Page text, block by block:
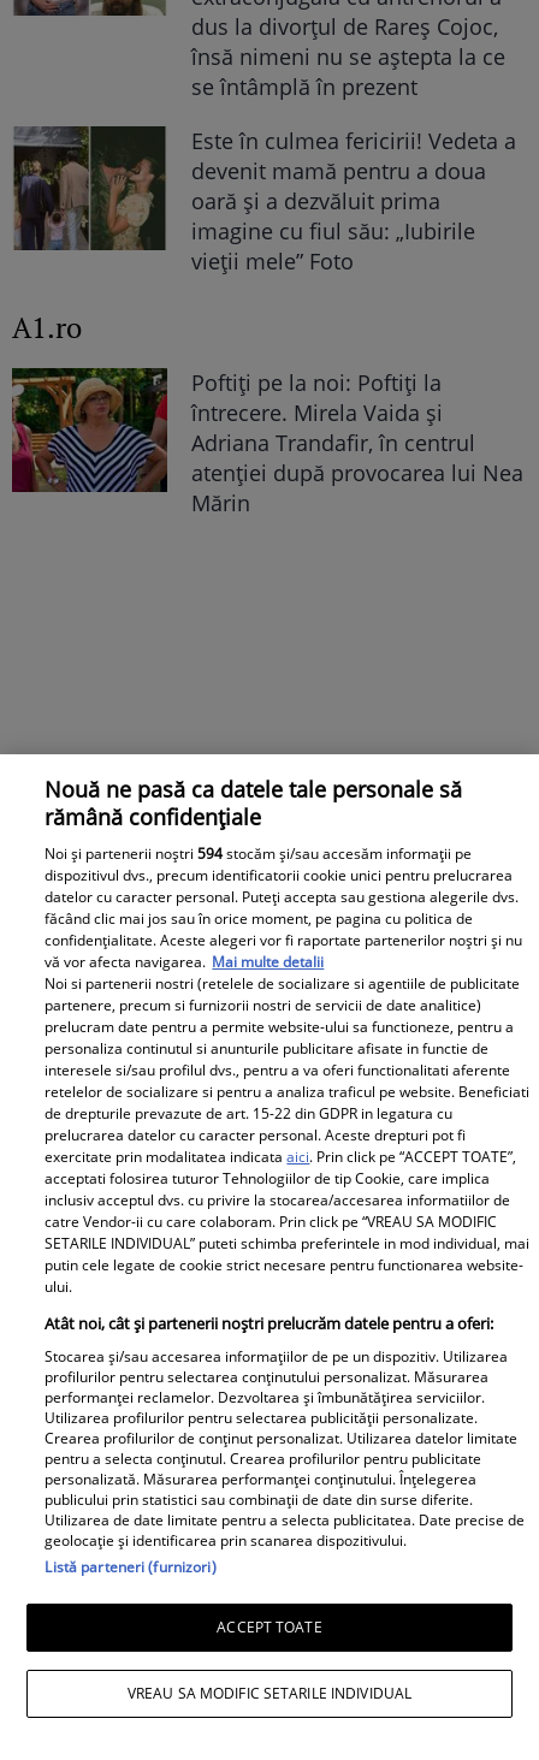
dus la divorțul de Rareș Cojoc,
însă nimeni nu se aștepta la ce
se întâmplă în prezent
Este în culmea fericirii! Vedeta a
devenit mamă pentru a doua
oară și a dezvăluit prima
imagine cu fiul său: „Iubirile
vieții mele” Foto
A1.ro
Poftiți pe la noi: Poftiți la
întrecere. Mirela Vaida și
Adriana Trandafir, în centrul
atenției după provocarea lui Nea
Mărin
Daniela Nane, dezvăluiri după
despărțirea de Octavian Ene. Cum se
simte actrița: „Nu simt nicio lipsă”
Nouă ne pasă ca datele tale personale să
rămână confidențiale
Noi și partenerii noștri594stocăm și/sau accesăm informații pe
dispozitivul dvs., precum identificatorii cookie unici pentru prelucrarea
datelor cu caracter personal. Puteți accepta sau gestiona alegerile dvs.
făcând clic mai jos sau în orice moment, pe pagina cu politica de
confidențialitate. Aceste alegeri vor fi raportate partenerilor noștri și nu
vă vor afecta navigarea. Mai multe detalii
Noi si partenerii nostri (retelele de socializare si agentiile de publicitate
partenere, precum si furnizorii nostri de servicii de date analitice)
prelucram date pentru a permite website-ului sa functioneze, pentru a
personaliza continutul si anunturile publicitare afisate in functie de
interesele si/sau profilul dvs., pentru a va oferi functionalitati aferente
retelelor de socializare si pentru a analiza traficul pe website. Beneficiati
de drepturile prevazute de art. 15-22 din GDPR in legatura cu
prelucrarea datelor cu caracter personal. Aceste drepturi pot fi
exercitate prin modalitatea indicataaici. Prin click pe “ACCEPT TOATE”,
acceptati folosirea tuturor Tehnologiilor de tip Cookie, care implica
inclusiv acceptul dvs. cu privire la stocarea/accesarea informatiilor de
catre Vendor-ii cu care colaboram. Prin click pe “VREAU SA MODIFIC
SETARILE INDIVIDUAL” puteti schimba preferintele in mod individual, mai
putin cele legate de cookie strict necesare pentru functionarea website-
ului.
Atât noi, cât și partenerii noștri prelucrăm datele pentru a oferi:
Stocarea și/sau accesarea informațiilor de pe un dispozitiv. Utilizarea
profilurilor pentru selectarea conținutului personalizat. Măsurarea
performanței reclamelor. Dezvoltarea și îmbunătățirea serviciilor.
Utilizarea profilurilor pentru selectarea publicității personalizate.
Crearea profilurilor de conținut personalizat. Utilizarea datelor limitate
pentru a selecta conținutul. Crearea profilurilor pentru publicitate
personalizată. Măsurarea performanței conținutului. Înțelegerea
publicului prin statistici sau combinații de date din surse diferite.
Utilizarea de date limitate pentru a selecta publicitatea. Date precise de
geolocație și identificarea prin scanarea dispozitivului.
Listă parteneri (furnizori)
ACCEPT TOATE
VREAU SA MODIFIC SETARILE INDIVIDUAL